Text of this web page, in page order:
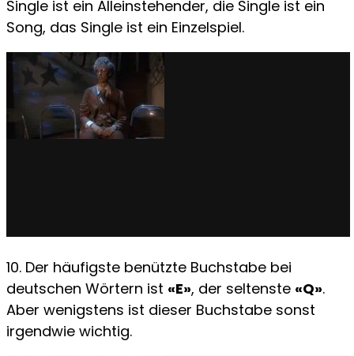
Single ist ein Alleinstehender, die Single ist ein
Song, das Single ist ein Einzelspiel.
10. Der häufigste benützte Buchstabe bei
deutschen Wörtern ist «E», der seltenste «Q».
Aber wenigstens ist dieser Buchstabe sonst
irgendwie wichtig.